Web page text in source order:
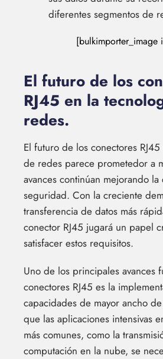
diferentes segmentos de
El futuro de los
RJ45 en la
redes.
El futuro de los conectores
de redes parece prometedor a
avances continúan mejorando
seguridad. Con la creciente
transferencia de datos más
conector RJ45 jugará un papel
satisfacer estos requisitos.
Uno de los principales avances
conectores RJ45 es la
capacidades de mayor ancho
que las aplicaciones intensivas
más comunes, como la
computación en la nube, se